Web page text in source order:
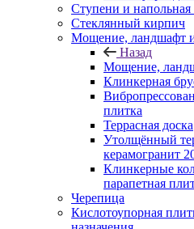
Ступени и напольная
Cтеклянный кирпич
Мощение, ландшафт и
Назад
Мощение,
Клинкерная
плитка
Террасная доска
Утолщённый
керамогранит
Клинкерные
парапетная
Черепица
Кислотоупорная